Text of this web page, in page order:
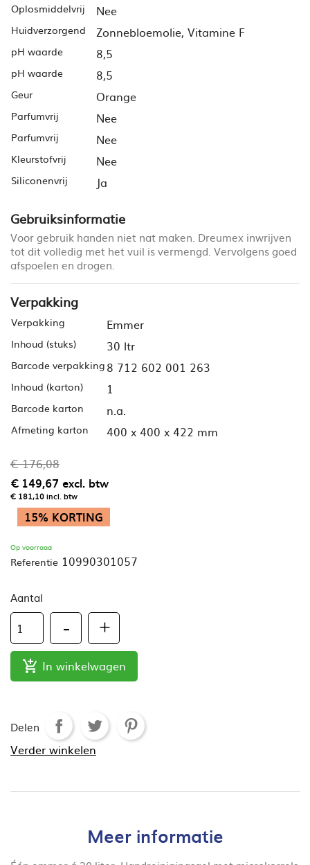
Oplosmiddelvrij Nee
Huidverzorgend Zonnebloemolie, Vitamine F
pH waarde 8,5
pH waarde 8,5
Geur Orange
Parfumvrij Nee
Parfumvrij Nee
Kleurstofvrij Nee
Siliconenvrij Ja
Gebruiksinformatie
Voor gebruik handen niet nat maken. Dreumex inwrijven
tot dit volledig met het vuil is vermengd. Vervolgens goed
afspoelen en drogen.
Verpakking
Verpakking Emmer
Inhoud (stuks) 30 ltr
Barcode verpakking 8 712 602 001 263
Inhoud (karton) 1
Barcode karton n.a.
Afmeting karton
400 x 400 x 422 mm
€ 176,08
€ 149,67 excl. btw
€ 181,10incl. btw
15% KORTING
Op voorraad
Referentie 10990301057
Aantal
 In winkelwagen
Delen
Verder winkelen
Meer informatie